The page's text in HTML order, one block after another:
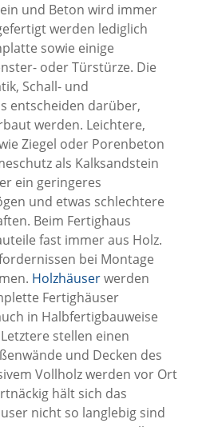
und Beton wird immer
werden lediglich
sowie einige
oder Türstürze. Die
Schall- und
entscheiden darüber,
werden. Leichtere,
Ziegel oder Porenbeton
als Kalksandstein
ein geringeres
und etwas schlechtere
Beim Fertighaus
fast immer aus Holz.
bei Montage
Holzhäuserwerden
Fertighäuser
in Halbfertigbauweise
stellen einen
und Decken des
Vollholz werden vor Ort
hält sich das
nicht so langlebig sind